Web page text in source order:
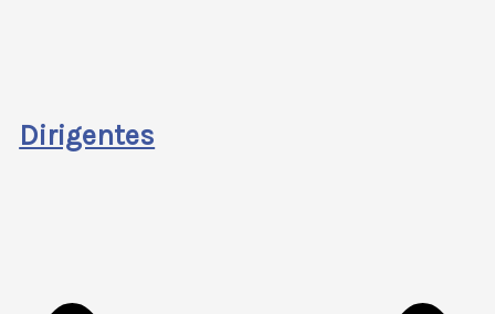
Dirigentes